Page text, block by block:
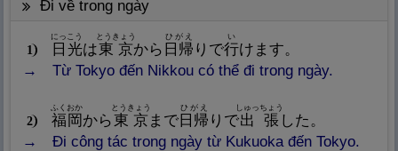
đi về trong ngày
1 日 光
にっこう
は東 京
とうきょう
から 日 帰
ひがえ
りで行
い
けます。
Từ Tokyo đến Nikkou có thể đi trong ngày.
2 福 岡
ふくおか
から東 京
とうきょう
まで 日 帰
ひがえ
りで出張
しゅっちょう
した。
Đi công tác trong ngày từ Kukuoka đến Tokyo.